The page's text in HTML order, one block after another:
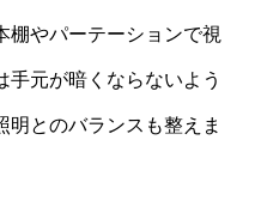
棚やパーテーションで視
手元が暗くならないよう
明とのバランスも整えま